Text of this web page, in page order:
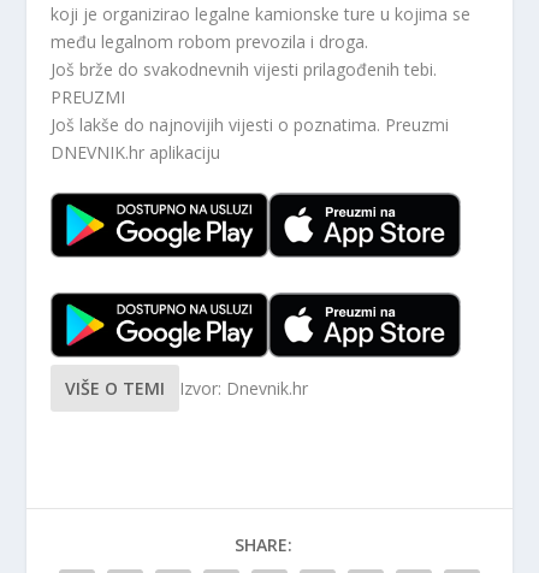
koji je organizirao legalne kamionske ture u kojima se
među legalnom robom prevozila i droga.
Još brže do svakodnevnih vijesti prilagođenih tebi.
PREUZMI
Još lakše do najnovijih vijesti o poznatima. Preuzmi
DNEVNIK.hr aplikaciju
VIŠE O TEMI Izvor: Dnevnik.hr
SHARE: